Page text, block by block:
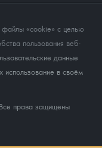
«cookie» с целью
пользования веб-
данные
использование в своём
права защищены